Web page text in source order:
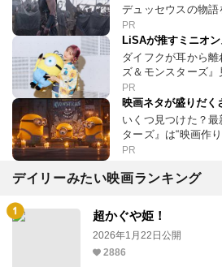
デュッセウスの物語
PR
LiSAが推すミニオ
ダイフクが耳から
ズ＆モンスターズ』
PR
映画ネタが盛りだく
いくつ見つけた？
ターズ』は“映画作り
PR
デイリーみたい映画ランキング
超かぐや姫！
2026年1月22日公開
2886